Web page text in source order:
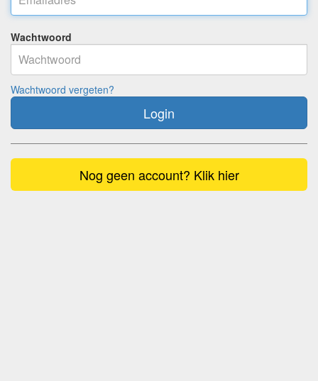
Wachtwoord
Wachtwoord vergeten?
Login
Nog geen account? Klik hier